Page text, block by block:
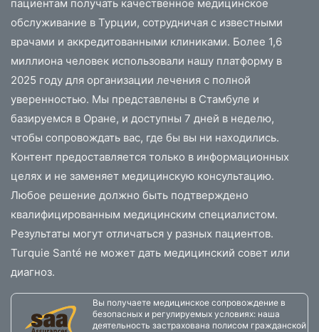
пациентам получать качественное медицинское
обслуживание в Турции, сотрудничая с известными
врачами и аккредитованными клиниками. Более 1,6
миллиона человек использовали нашу платформу в
2025 году для организации лечения с полной
уверенностью. Мы представлены в Стамбуле и
базируемся в Оране, и доступны 7 дней в неделю,
чтобы сопровождать вас, где бы вы ни находились.
Контент предоставляется только в информационных
целях и не заменяет медицинскую консультацию.
Любое решение должно быть подтверждено
квалифицированным медицинским специалистом.
Результаты могут отличаться у разных пациентов.
Turquie Santé не может дать медицинский совет или
диагноз.
Вы получаете медицинское сопровождение в
безопасных и регулируемых условиях: наша
деятельность застрахована полисом гражданской